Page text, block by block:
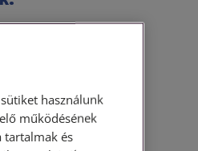
és az egészség
a magánélet, a
megkülönböztetése
használunk
működésének
tartalmak és